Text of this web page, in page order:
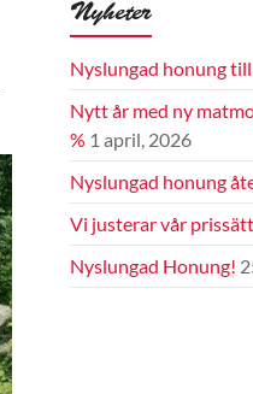
Nyheter
Nyslungad honung
Nytt år med ny
% 1 april, 2026
Nyslungad honung
Vi justerar vår
Nyslungad Honung!